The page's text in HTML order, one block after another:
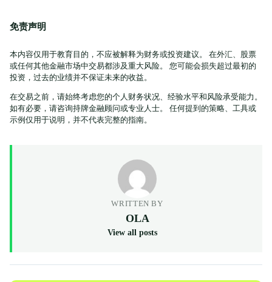
免责声明
本内容仅用于教育目的，不应被解释为财务或投资建议。 在外汇、股票
或任何其他金融市场中交易都涉及重大风险。 您可能会损失超过最初的
投资，过去的业绩并不保证未来的收益。
在交易之前，请始终考虑您的个人财务状况、经验水平和风险承受能力。
如有必要，请咨询持牌金融顾问或专业人士。 任何提到的策略、工具或
示例仅用于说明，并不代表完整的指南。
WRITTEN BY
OLA
View all posts